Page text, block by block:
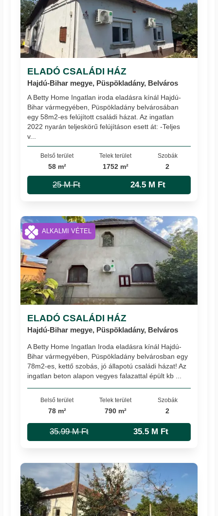
ELADÓ CSALÁDI HÁZ
Hajdú-Bihar megye, Püspökladány, Belváros
A Betty Home Ingatlan iroda eladásra kínál Hajdú-
Bihar vármegyében, Püspökladány belvárosában
egy 58m2-es felújított családi házat. Az ingatlan
2022 nyarán teljeskörű felújításon esett át: -Teljes
v...
Belső terület
58 m²
Telek terület
1752 m²
Szobák
2
25 M Ft 24.5 M Ft
ELADÓ CSALÁDI HÁZ
Hajdú-Bihar megye, Püspökladány, Belváros
A Betty Home Ingatlan Iroda eladásra kínál Hajdú-
Bihar vármegyében, Püspökladány belvárosban egy
78m2-es, kettő szobás, jó állapotú családi házat! Az
ingatlan beton alapon vegyes falazattal épült kb ...
Belső terület
78 m²
Telek terület
790 m²
Szobák
2
35.99 M Ft 35.5 M Ft
ALKALMI VÉTEL